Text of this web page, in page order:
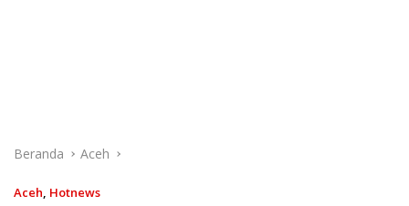
Beranda Aceh
Aceh, Hotnews